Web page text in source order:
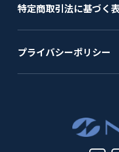
特定商取引法に基づく
プライバシーポリシー